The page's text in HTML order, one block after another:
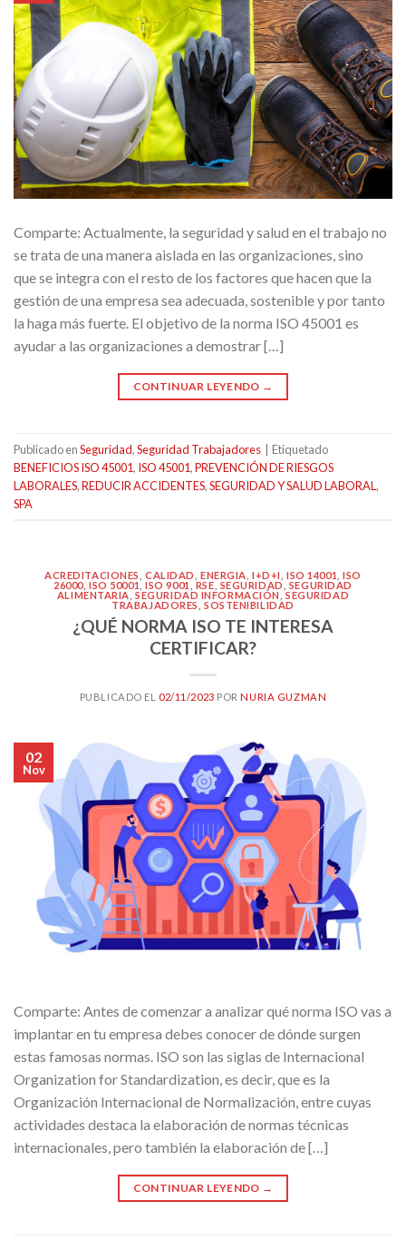
Comparte: Actualmente, la seguridad y salud en el trabajo no
se trata de una manera aislada en las organizaciones, sino
que se integra con el resto de los factores que hacen que la
gestión de una empresa sea adecuada, sostenible y por tanto
la haga más fuerte. El objetivo de la norma ISO 45001 es
ayudar a las organizaciones a demostrar […]
CONTINUAR LEYENDO →
Publicado enSeguridad,Seguridad Trabajadores
Etiquetado
BENEFICIOS ISO 45001, ISO 45001,PREVENCIÓN DE RIESGOS
LABORALES,REDUCIR ACCIDENTES,SEGURIDAD Y SALUD LABORAL,
SPA
ACREDITACIONES ,CALIDAD ,ENERGIA ,I+D+I ,ISO 14001 ,ISO
26000,ISO 50001 ,ISO 9001 RSE SEGURIDAD
SEGURIDAD
ALIMENTARIA ,SEGURIDAD INFORMACIÓN ,SEGURIDAD
TRABAJADORES
SOSTENIBILIDAD
¿QUÉ NORMA ISO TE INTERESA
CERTIFICAR?
PUBLICADO EL 02/11/2023 PORNURIA GUZMAN
02
Nov
Comparte: Antes de comenzar a analizar qué norma ISO vas a
implantar en tu empresa debes conocer de dónde surgen
estas famosas normas. ISO son las siglas de Internacional
Organization for Standardization, es decir, que es la
Organización Internacional de Normalización, entre cuyas
actividades destaca la elaboración de normas técnicas
internacionales, pero también la elaboración de […]
CONTINUAR LEYENDO →